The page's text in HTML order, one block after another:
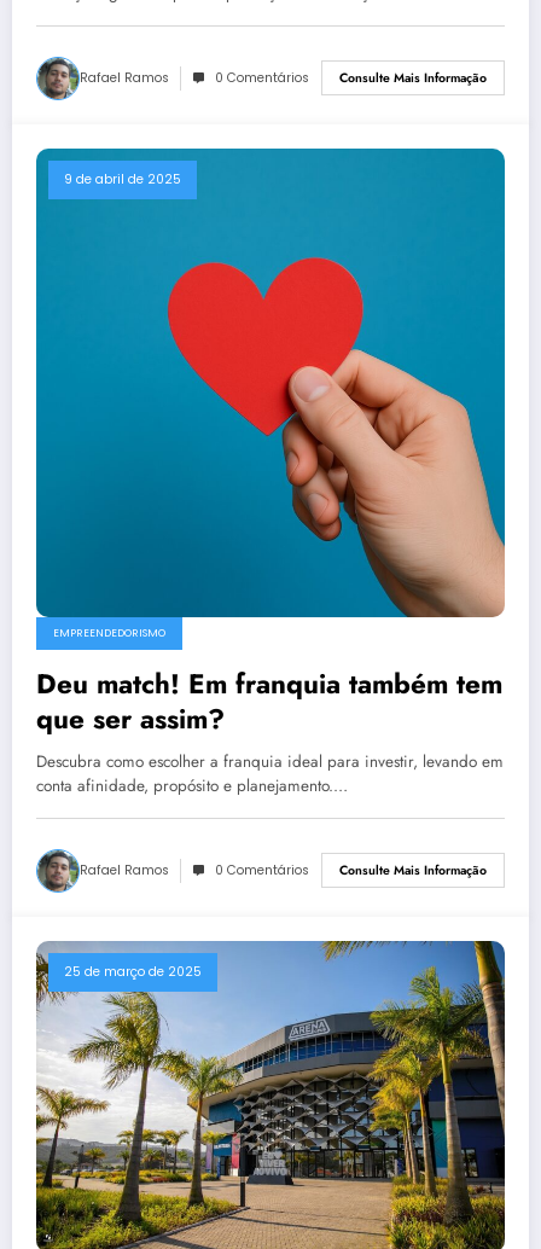
Rafael Ramos 0 Comentários Consulte Mais Informação
9 de abril de 2025
EMPREENDEDORISMO
Deu match! Em franquia também tem
que ser assim?
Descubra como escolher a franquia ideal para investir, levando em
conta afinidade, propósito e planejamento.…
Rafael Ramos 0 Comentários Consulte Mais Informação
25 de março de 2025